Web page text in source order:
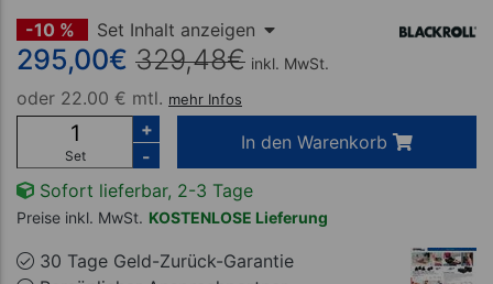
-10 % Set Inhalt anzeigen
295,00€ 329,48€ inkl. MwSt.
oder 22.00 € mtl. mehr Infos
Set
+
-
In den Warenkorb
Sofort lieferbar, 2-3 Tage
Preise inkl. MwSt. KOSTENLOSE Lieferung
30 Tage Geld-Zurück-Garantie